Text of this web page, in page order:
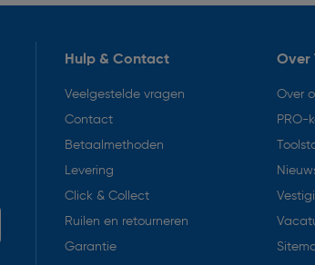
Hulp & Contact
Veelgestelde vragen
Contact
Betaalmethoden
Levering
Click & Collect
Ruilen en retourneren
Garantie
Over
Over
PRO-